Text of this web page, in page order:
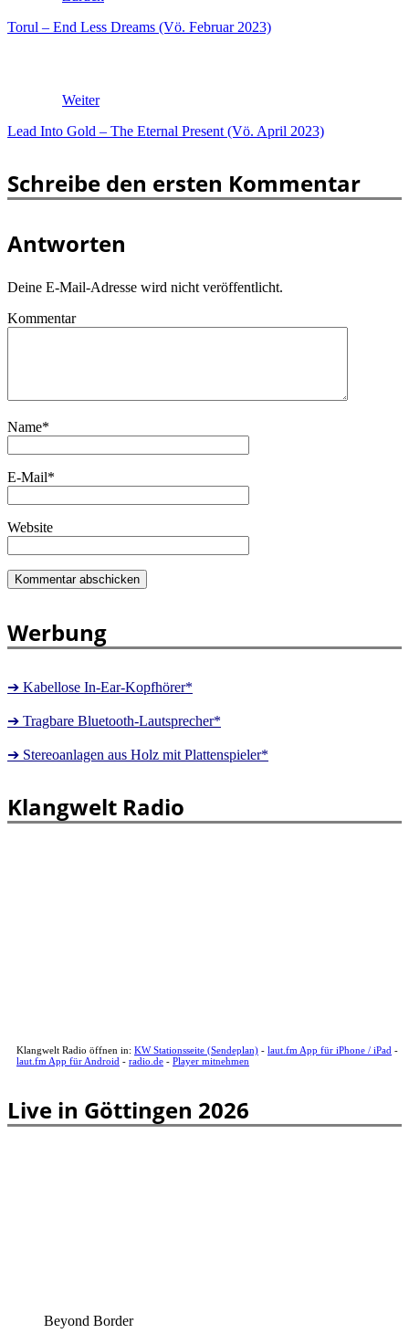
Torul – End Less Dreams (Vö. Februar 2023)
Weiter
Lead Into Gold – The Eternal Present (Vö. April 2023)
Schreibe den ersten Kommentar
Antworten
Deine E-Mail-Adresse wird nicht veröffentlicht.
Kommentar
Name*
E-Mail*
Website
Werbung
➔ Kabellose In-Ear-Kopfhörer*
➔ Tragbare Bluetooth-Lautsprecher*
➔ Stereoanlagen aus Holz mit Plattenspieler*
Klangwelt Radio
Klangwelt Radio öffnen in: KW Stationsseite (Sendeplan) - laut.fm App für iPhone / iPad -
laut.fm App für Android - radio.de - Player mitnehmen
Live in Göttingen 2026
Beyond Border